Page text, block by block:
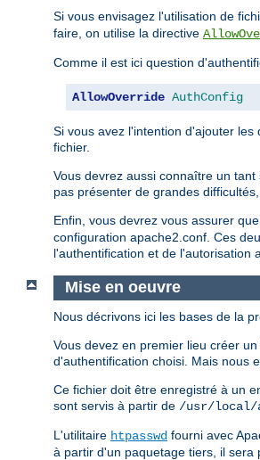
Si vous envisagez l'utilisation de
faire, on utilise la directive
Comme il est ici question
AllowOverride AuthConfig
Si vous avez l'intention d'ajouter
fichier.
Vous devrez aussi connaître un
pas présenter de grandes
Enfin, vous devrez vous assurer
configuration apache2.conf. Ces
l'authentification et de l'autorisation
Mise en oeuvre
Nous décrivons ici les bases de la
Vous devez en premier lieu créer
d'authentification choisi. Mais nous
Ce fichier doit être enregistré à un
sont servis à partir de /usr/local/
L'utilitaire htpasswd fourni avec
à partir d'un paquetage tiers, il sera